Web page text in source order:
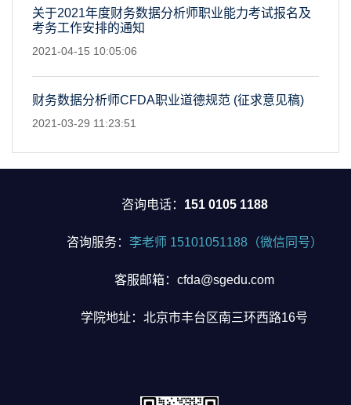
关于2021年度财务数据分析师职业能力考试报名及
考务工作安排的通知
2021-04-15 10:05:06
财务数据分析师CFDA职业道德规范 (征求意见稿)
2021-03-29 11:23:51
咨询电话： 151 0105 1188
咨询服务： 李老师 15101051188（微信同号）
客服邮箱：cfda@sgedu.com
学院地址：北京市丰台区南三环西路16号